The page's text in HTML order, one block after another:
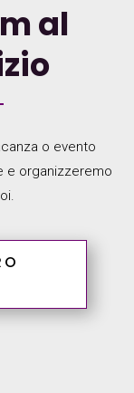
al
o evento
e organizzeremo